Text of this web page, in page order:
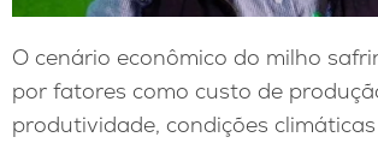
O cenário econômico do milho
por fatores como custo de
produtividade, condições